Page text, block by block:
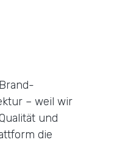
– weil wir
und
die